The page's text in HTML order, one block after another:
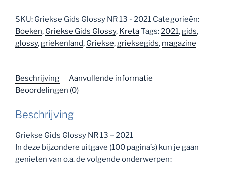
SKU: Griekse Gids Glossy NR 13 - 2021 Categorieën:
Boeken, Griekse Gids Glossy, KretaTags: 2021, gids,
glossy, griekenland, Griekse, grieksegids, magazine
Beschrijving
Aanvullende informatie
Beoordelingen (0)
Beschrijving
Griekse Gids Glossy NR 13 – 2021
In deze bijzondere uitgave (100 pagina’s) kun je gaan
genieten van o.a. de volgende onderwerpen: